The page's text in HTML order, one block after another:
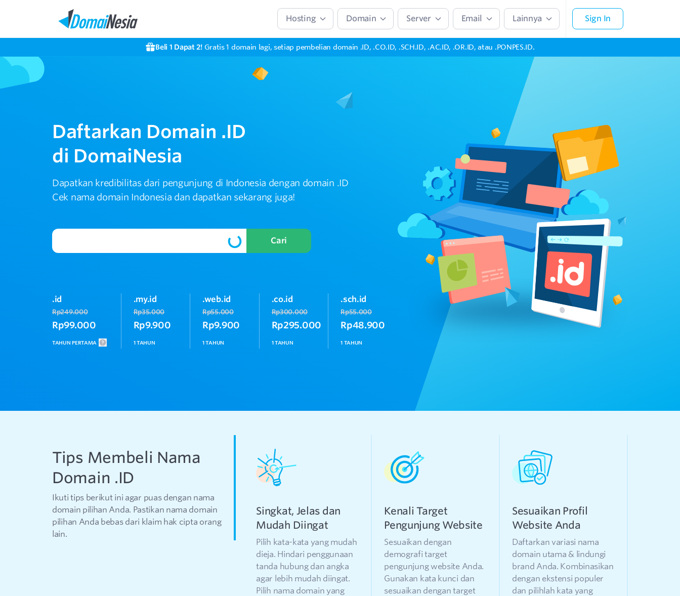
Hosting Domain Server Email Lainnya Sign In
Beli 1 Dapat 2!Gratis 1 domain lagi, setiap pembelian domain .ID, .CO.ID, .SCH.ID, .AC.ID, .OR.ID, atau .PONPES.ID.
Daftarkan Domain .ID
di DomaiNesia
Dapatkan kredibilitas dari pengunjung di Indonesia dengan domain .ID
Cek nama domain Indonesia dan dapatkan sekarang juga!
Cari
.id
Rp249.000
Rp99.000
TAHUN PERTAMA
.my.id
Rp35.000
Rp9.900
1 TAHUN
.web.id
Rp55.000
Rp9.900
1 TAHUN
.co.id
Rp300.000
Rp295.000
1 TAHUN
.sch.id
Rp55.000
Rp48.900
1 TAHUN
Tips Membeli Nama
Domain .ID
Ikuti tips berikut ini agar puas dengan nama
domain pilihan Anda. Pastikan nama domain
pilihan Anda bebas dari klaim hak cipta orang
lain.
Singkat, Jelas dan
Mudah Diingat
Pilih kata-kata yang mudah
dieja. Hindari penggunaan
tanda hubung dan angka
agar lebih mudah diingat.
Pilih nama domain yang
Kenali Target
Pengunjung Website
Sesuaikan dengan
demografi target
pengunjung website Anda.
Gunakan kata kunci dan
sesuaikan dengan target
Sesuaikan Profil
Website Anda
Daftarkan variasi nama
domain utama & lindungi
brand Anda. Kombinasikan
dengan ekstensi populer
dan pilihlah kata yang